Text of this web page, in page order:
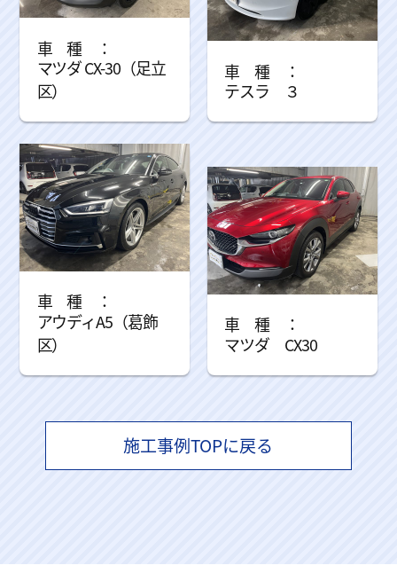
マツダ CX-30（足立
区）
テスラ ３
アウディA5（葛飾
区）
マツダ CX30
施工事例TOPに戻る